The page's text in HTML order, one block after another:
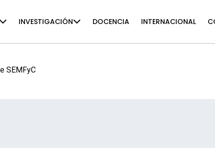
INVESTIGACIÓN DOCENCIA INTERNACIONAL
SEMFyC